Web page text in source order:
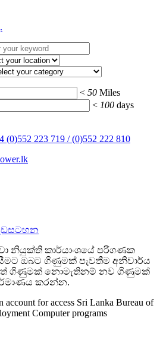
< 50 Miles
< 100 days
(0)552 223 719 / (0)552 222 810
නියුක්ති කාර්යාංශයේ පරිගණක
ඔබට ගිණුමක් පැවතීම අනිවාර්ය
ගිණුමක් නොමැතිනම් නව ගිණුමක්
කරන්න.
account for access Sri Lanka Bureau of
Computer programs